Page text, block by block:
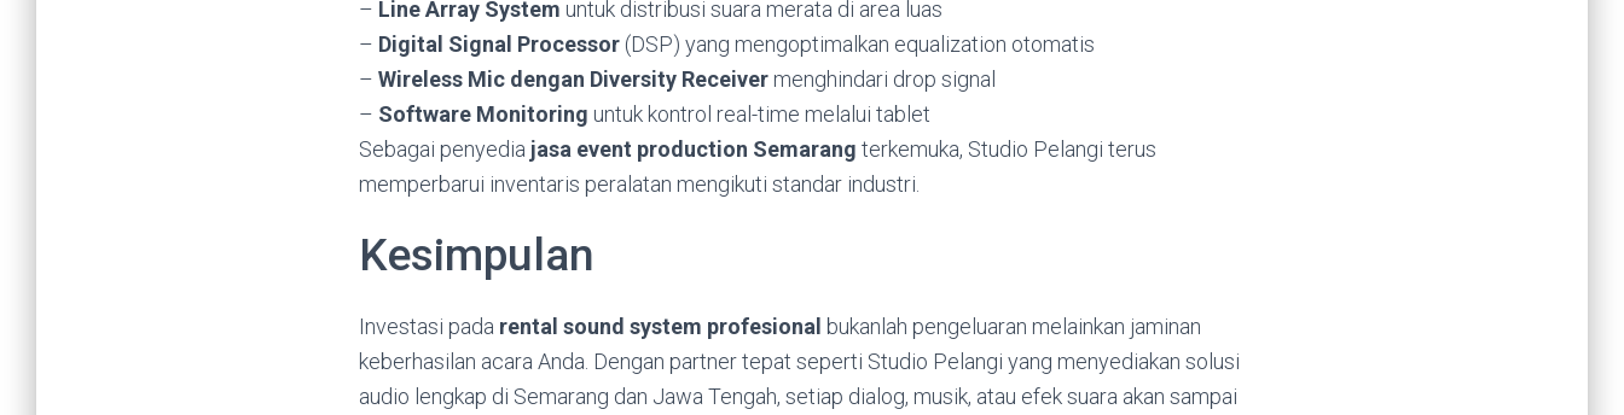
– Line Array System untuk distribusi suara merata di area luas
– Digital Signal Processor (DSP) yang mengoptimalkan equalization otomatis
– Wireless Mic dengan Diversity Receiver menghindari drop signal
– Software Monitoring untuk kontrol real-time melalui tablet
Sebagai penyedia jasa event production Semarang terkemuka, Studio Pelangi terus
memperbarui inventaris peralatan mengikuti standar industri.
Kesimpulan
Investasi pada rental sound system profesional bukanlah pengeluaran melainkan jaminan
keberhasilan acara Anda. Dengan partner tepat seperti Studio Pelangi yang menyediakan solusi
audio lengkap di Semarang dan Jawa Tengah, setiap dialog, musik, atau efek suara akan sampai